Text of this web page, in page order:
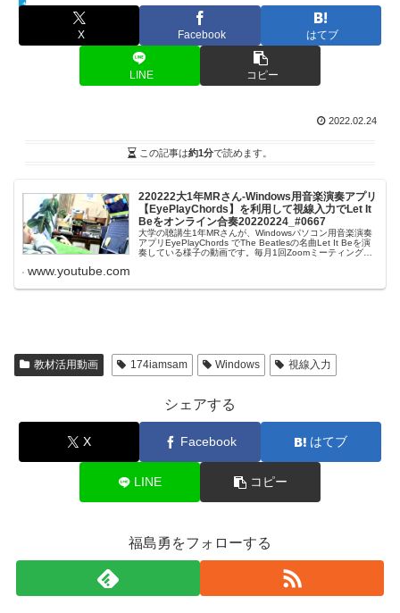
教材活用動画
X Facebook はてブ
LINE コピー
2022.02.24
この記事は約1分で読めます。
220222大1年MRさん-Windows用音楽演奏アプリ
【EyePlayChords】を利用して視線入力でLet It
Beをオンライン合奏20220224_#0667
大学の聴講生1年MRさんが、Windowsパソコン用音楽演奏
アプリEyePlayChords でThe Beatlesの名曲Let It Beを演
奏している様子の動画です。毎月1回Zoomミーティングシ
www.youtube.com
教材活用動画 174iamsam Windows 視線入力
シェアする
X Facebook はてブ
LINE コピー
福島勇をフォローする